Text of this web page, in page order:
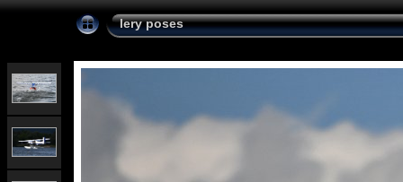
lery poses